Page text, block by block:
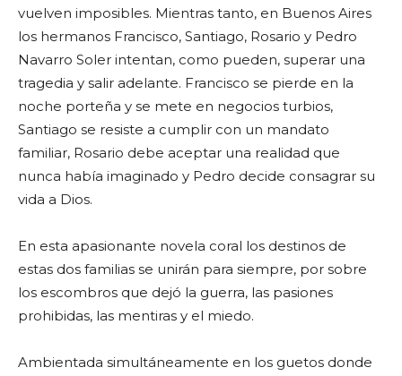
vuelven imposibles. Mientras tanto, en Buenos Aires
los hermanos Francisco, Santiago, Rosario y Pedro
Navarro Soler intentan, como pueden, superar una
tragedia y salir adelante. Francisco se pierde en la
noche porteña y se mete en negocios turbios,
Santiago se resiste a cumplir con un mandato
familiar, Rosario debe aceptar una realidad que
nunca había imaginado y Pedro decide consagrar su
vida a Dios.
En esta apasionante novela coral los destinos de
estas dos familias se unirán para siempre, por sobre
los escombros que dejó la guerra, las pasiones
prohibidas, las mentiras y el miedo.
Ambientada simultáneamente en los guetos donde